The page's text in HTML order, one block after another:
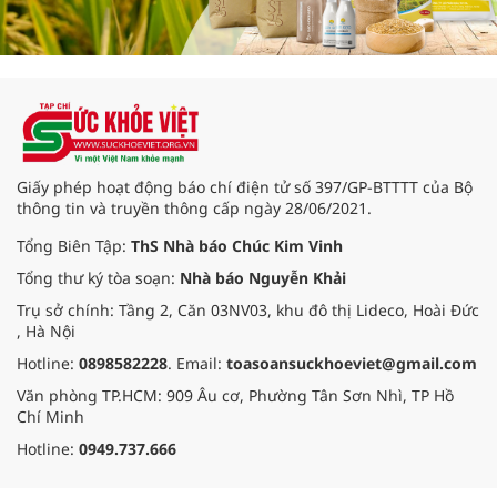
Giấy phép hoạt động báo chí điện tử số 397/GP-BTTTT của Bộ
thông tin và truyền thông cấp ngày 28/06/2021.
Tổng Biên Tập: ThS Nhà báo Chúc Kim Vinh
Tổng thư ký tòa soạn: Nhà báo Nguyễn Khải
Trụ sở chính: Tầng 2, Căn 03NV03, khu đô thị Lideco, Hoài Đức
, Hà Nội
Hotline: 0898582228. Email: toasoansuckhoeviet@gmail.com
Văn phòng TP.HCM: 909 Âu cơ, Phường Tân Sơn Nhì, TP Hồ
Chí Minh
Hotline: 0949.737.666